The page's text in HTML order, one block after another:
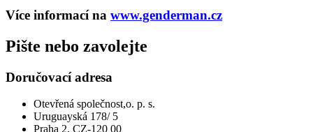
Více informací na www.genderman.cz
Pište nebo zavolejte
Doručovací adresa
Otevřená společnost,o. p. s.
Uruguayská 178/ 5
Praha 2, CZ-120 00